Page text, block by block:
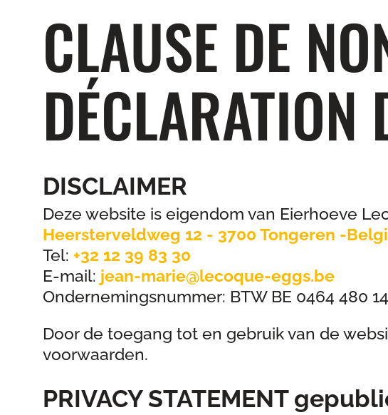
CLAUSE DE
DÉCLARATION
DISCLAIMER
Deze website is eigendom van Eierhoeve
Heersterveldweg 12 - 3700 Tongeren -
Tel: +32 12 39 83 30
E-mail: jean-marie@lecoque-eggs.be
Ondernemingsnummer: BTW BE 0464 480
Door de toegang tot en gebruik van de
voorwaarden.
PRIVACY STATEMENT